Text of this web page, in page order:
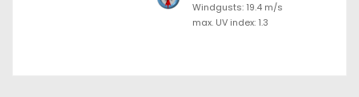
Windgusts: 19.4 m/s
max. UV index: 1.3